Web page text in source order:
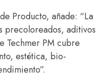
Producto, añade: “La
precoloreados, aditivos
Techmer PM cubre
estética, bio-